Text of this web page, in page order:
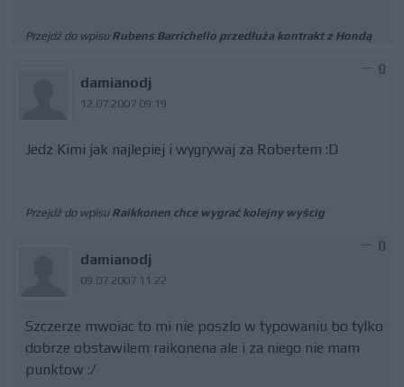
Przejdź do wpisu Rubens Barrichello przedłuża kontrakt z Hondą
damianodj
12.07.2007 09:19
0
Jedz Kimi jak najlepiej i wygrywaj za Robertem :D
Przejdź do wpisu Raikkonen chce wygrać kolejny wyścig
damianodj
09.07.2007 11:22
0
Szczerze mwoiac to mi nie poszlo w typowaniu bo tylko
dobrze obstawilem raikonena ale i za niego nie mam
punktow :/